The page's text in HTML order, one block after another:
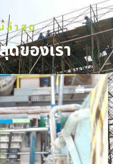
ล่าสุด
ดของเรา